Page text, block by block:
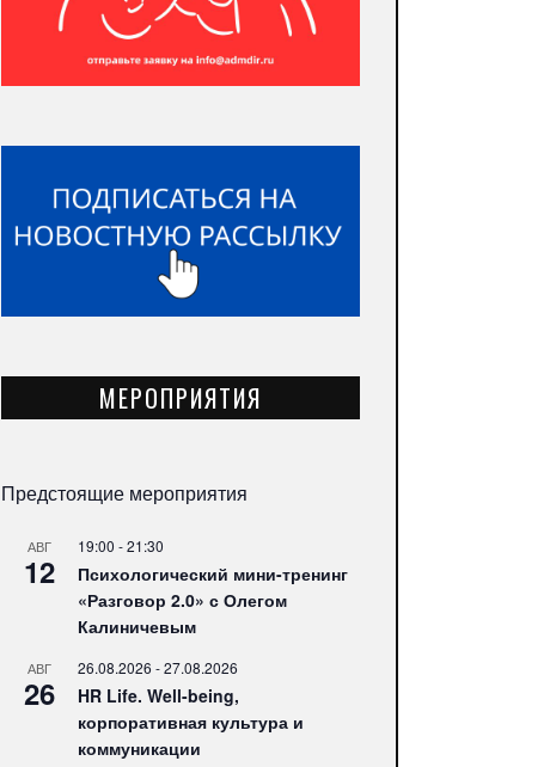
МЕРОПРИЯТИЯ
Предстоящие мероприятия
АВГ
12
19:00 -21:30
Психологический мини-тренинг
«Разговор 2.0» с Олегом
Калиничевым
АВГ
26
26.08.2026 -27.08.2026
HR Life. Well-being,
корпоративная культура и
коммуникации